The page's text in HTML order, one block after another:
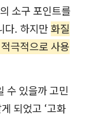
소구 포인트를
다. 하지만 화질
극적으로 사용
수 있을까 고민
되었고 ‘고화